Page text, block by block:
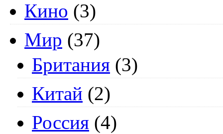
Кино (3)
Мир (37)
Британия (3)
Китай (2)
Россия (4)